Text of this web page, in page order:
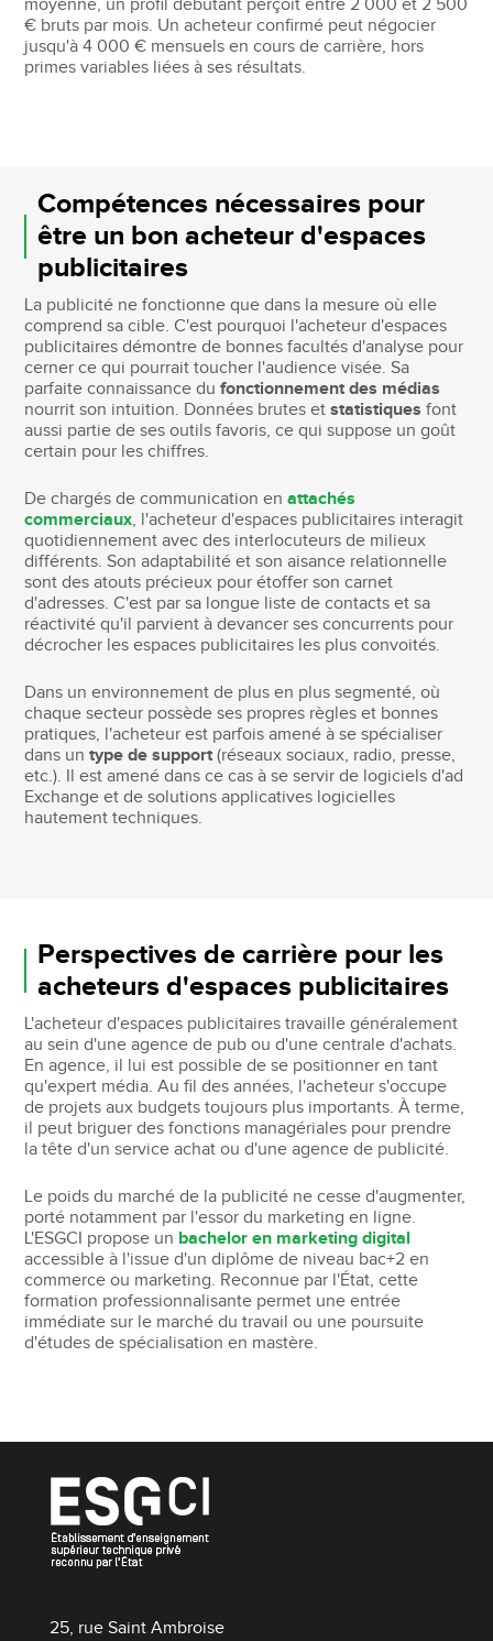
moyenne, un profil débutant perçoit entre 2 000 et 2 500
€ bruts par mois. Un acheteur confirmé peut négocier
jusqu'à 4 000 € mensuels en cours de carrière, hors
primes variables liées à ses résultats.
Compétences nécessaires pour
être un bon acheteur d'espaces
publicitaires
La publicité ne fonctionne que dans la mesure où elle
comprend sa cible. C'est pourquoi l'acheteur d'espaces
publicitaires démontre de bonnes facultés d'analyse pour
cerner ce qui pourrait toucher l'audience visée. Sa
parfaite connaissance dufonctionnement des médias
nourrit son intuition. Données brutes etstatistiques font
aussi partie de ses outils favoris, ce qui suppose un goût
certain pour les chiffres.
De chargés de communication enattachés
commerciaux, l'acheteur d'espaces publicitaires interagit
quotidiennement avec des interlocuteurs de milieux
différents. Son adaptabilité et son aisance relationnelle
sont des atouts précieux pour étoffer son carnet
d'adresses. C'est par sa longue liste de contacts et sa
réactivité qu'il parvient à devancer ses concurrents pour
décrocher les espaces publicitaires les plus convoités.
Dans un environnement de plus en plus segmenté, où
chaque secteur possède ses propres règles et bonnes
pratiques, l'acheteur est parfois amené à se spécialiser
dans untype de support (réseaux sociaux, radio, presse,
etc.). Il est amené dans ce cas à se servir de logiciels d'ad
Exchange et de solutions applicatives logicielles
hautement techniques.
Perspectives de carrière pour les
acheteurs d'espaces publicitaires
L'acheteur d'espaces publicitaires travaille généralement
au sein d'une agence de pub ou d'une centrale d'achats.
En agence, il lui est possible de se positionner en tant
qu'expert média. Au fil des années, l'acheteur s'occupe
de projets aux budgets toujours plus importants. À terme,
il peut briguer des fonctions managériales pour prendre
la tête d'un service achat ou d'une agence de publicité.
Le poids du marché de la publicité ne cesse d'augmenter,
porté notamment par l'essor du marketing en ligne.
L'ESGCI propose un bachelor en marketing digital
accessible à l'issue d'un diplôme de niveau bac+2 en
commerce ou marketing. Reconnue par l'État, cette
formation professionnalisante permet une entrée
immédiate sur le marché du travail ou une poursuite
d'études de spécialisation en mastère.
25, rue Saint Ambroise